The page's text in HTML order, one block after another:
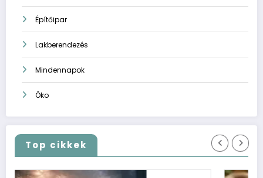
Építőipar
Lakberendezés
Mindennapok
Öko
Top cikkek